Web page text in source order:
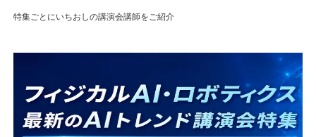
特集ごとにいちおしの講演会講師をご紹介